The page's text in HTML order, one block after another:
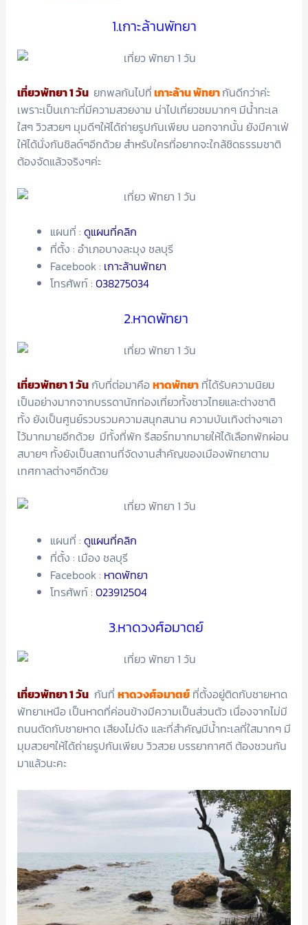
1.เกาะล้านพัทยา
เที่ยวพัทยา 1 วัน ยกพลกันไปที่เกาะล้าน พัทยากันดีกว่าค่ะ
เพราะเป็นเกาะที่มีความสวยงาม น่าไปเที่ยวชมมากๆ มีน้ำทะเล
ใสๆ วิวสวยๆ มุมดีๆให้ได้ถ่ายรูปกันเพียบ นอกจากนั้น ยังมีคาเฟ่
ให้ได้นั่งกันชิลด์ๆอีกด้วย สำหรับใครที่อยากจะใกล้ชิดธรรมชาติ
ต้องจัดแล้วจริงๆค่ะ
แผนที่ : ดูแผนที่คลิก
ที่ตั้ง : อำเภอบางละมุง ชลบุรี
Facebook : เกาะล้านพัทยา
โทรศัพท์ : 038275034
2.หาดพัทยา
เที่ยวพัทยา 1 วันกับที่ต่อมาคือหาดพัทยาที่ได้รับความนิยม
เป็นอย่างมากจากบรรดานักท่องเที่ยวทั้งชาวไทยและต่างชาติ
ทั้ง ยังเป็นศูนย์รวบรวมความสนุกสนาน ความบันเทิงต่างๆเอา
ไว้มากมายอีกด้วย มีทั้งที่พัก รีสอร์ทมากมายให้ได้เลือกพักผ่อน
สบายๆ ทั้งยังเป็นสถานที่จัดงานสำคัญของเมืองพัทยาตาม
เทศกาลต่างๆอีกด้วย
แผนที่ : ดูแผนที่คลิก
ที่ตั้ง : เมือง ชลบุรี
Facebook : หาดพัทยา
โทรศัพท์ : 023912504
3.หาดวงศ์อมาตย์
เที่ยวพัทยา 1 วันกันที่ หาดวงศ์อมาตย์ที่ตั้งอยู่ติดกับชายหาด
พัทยาเหนือ เป็นหาดที่ค่อนข้างมีความเป็นส่วนตัว เนื่องจากไม่มี
ถนนตัดกับชายหาด เสียงไม่ดัง และที่สำคัญมีน้ำทะเลที่ใสมากๆ มี
มุมสวยๆให้ได้ถ่ายรูปกันเพียบ วิวสวย บรรยากาศดี ต้องชวนกัน
มาแล้วนะคะ